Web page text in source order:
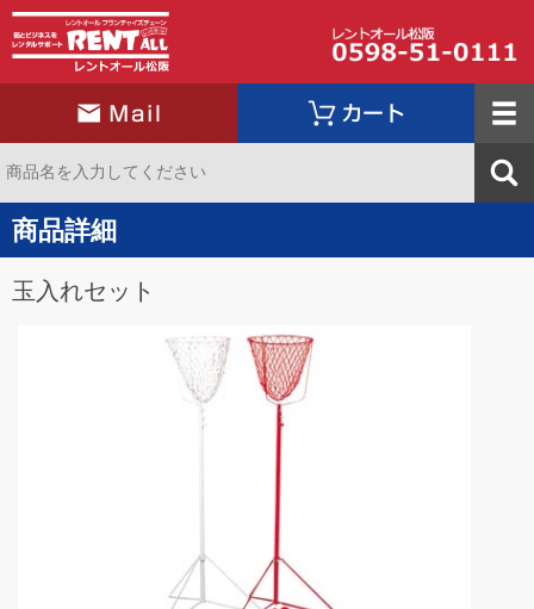
商品詳細
玉入れセット